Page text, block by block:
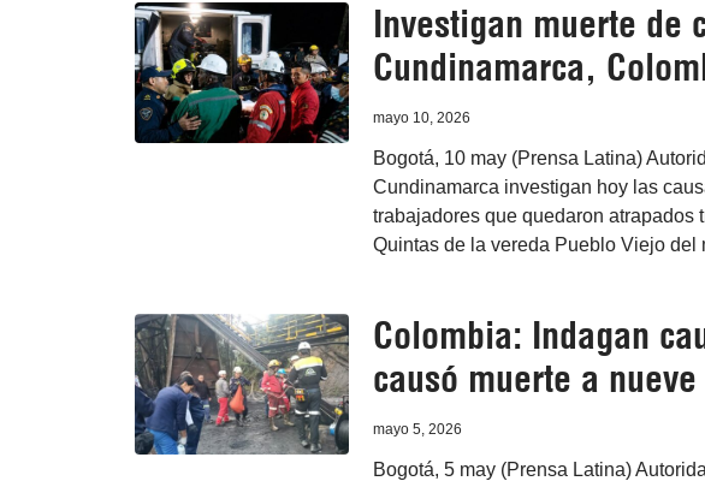
Investigan muerte de
Cundinamarca,
mayo 10, 2026
Bogotá, 10 may (Prensa Latina)
Cundinamarca investigan hoy las
trabajadores que quedaron atrapados
Quintas de la vereda Pueblo Viejo del
Colombia: Indagan
causó muerte a
mayo 5, 2026
Bogotá, 5 may (Prensa Latina)